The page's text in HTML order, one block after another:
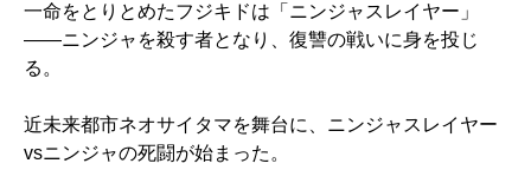
一命をとりとめたフジキドは「ニンジャスレイヤー」
――ニンジャを殺す者となり、復讐の戦いに身を投じ
る。
近未来都市ネオサイタマを舞台に、ニンジャスレイヤー
vsニンジャの死闘が始まった。